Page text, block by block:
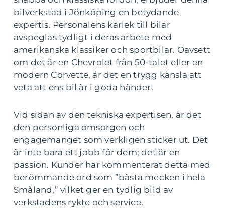
bilverkstad i Jönköping en betydande
expertis. Personalens kärlek till bilar
avspeglas tydligt i deras arbete med
amerikanska klassiker och sportbilar. Oavsett
om det är en Chevrolet från 50-talet eller en
modern Corvette, är det en trygg känsla att
veta att ens bil är i goda händer.
Vid sidan av den tekniska expertisen, är det
den personliga omsorgen och
engagemanget som verkligen sticker ut. Det
är inte bara ett jobb för dem; det är en
passion. Kunder har kommenterat detta med
berömmande ord som ”bästa mecken i hela
Småland,” vilket ger en tydlig bild av
verkstadens rykte och service.